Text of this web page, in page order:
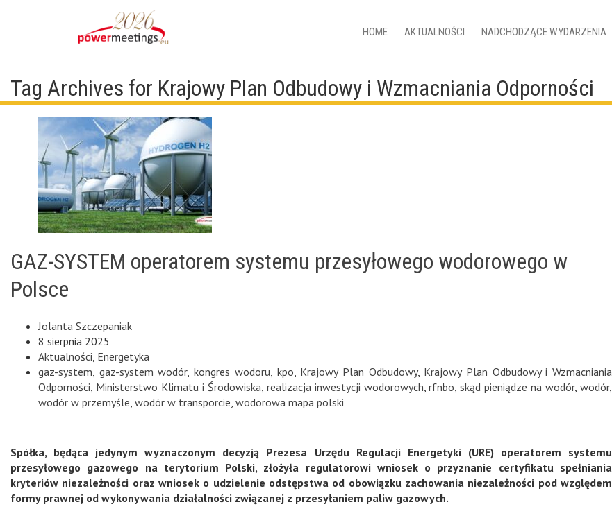
HOME AKTUALNOŚCI NADCHODZĄCE WYDARZENIA
Tag Archives for Krajowy Plan Odbudowy i Wzmacniania Odporności
GAZ-SYSTEM operatorem systemu przesyłowego wodorowego w
Polsce
Jolanta Szczepaniak
8 sierpnia 2025
Aktualności Energetyka
gaz-system gaz-system wodór,kongres wodoru kpo Krajowy Plan Odbudowy, Krajowy Plan Odbudowy i Wzmacniania
Odporności Ministerstwo Klimatu i Środowiska realizacja inwestycji wodorowych ,rfnbo ,skąd pieniądze na wodór,wodór,
wodór w przemyśle wodór w transporcie wodorowa mapa polski
Spółka, będąca jedynym wyznaczonym decyzją Prezesa Urzędu Regulacji Energetyki (URE) operatorem systemu
przesyłowego gazowego na terytorium Polski, złożyła regulatorowi wniosek o przyznanie certyfikatu spełniania
kryteriów niezależności oraz wniosek o udzielenie odstępstwa od obowiązku zachowania niezależności pod względem
formy prawnej od wykonywania działalności związanej z przesyłaniem paliw gazowych.